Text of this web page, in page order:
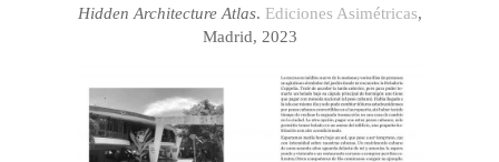
Hidden Architecture Atlas. Ediciones Asimétricas,
Madrid, 2023